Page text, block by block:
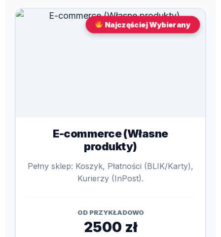
Najczęściej Wybierany
E-commerce (Własne
produkty)
Pełny sklep: Koszyk, Płatności (BLIK/Karty),
Kurierzy (InPost).
OD PRZYKŁADOWO
2500 zł